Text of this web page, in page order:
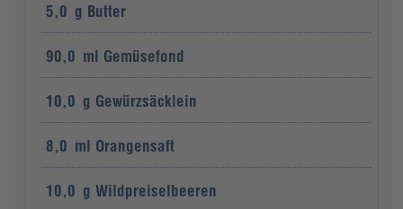
5,0 g Butter
90,0 ml Gemüsefond
10,0 g Gewürzsäcklein
8,0 ml Orangensaft
10,0 g Wildpreiselbeeren